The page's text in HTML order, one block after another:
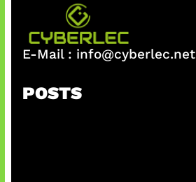
E-Mail : info@cyberlec.net
POSTS